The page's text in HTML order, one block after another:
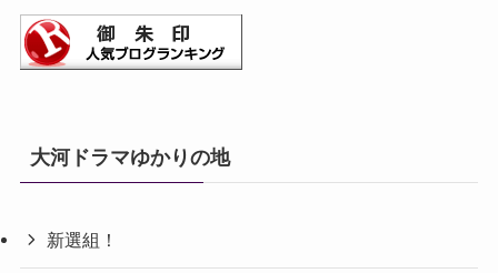
大河ドラマゆかりの地
新選組！